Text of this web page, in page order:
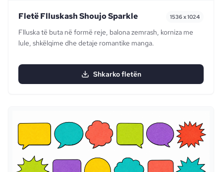
Fletë Flluskash Shoujo Sparkle 1536 x 1024
Flluska të buta në formë reje, balona zemrash, korniza me
lule, shkëlqime dhe detaje romantike manga.
Shkarko fletën